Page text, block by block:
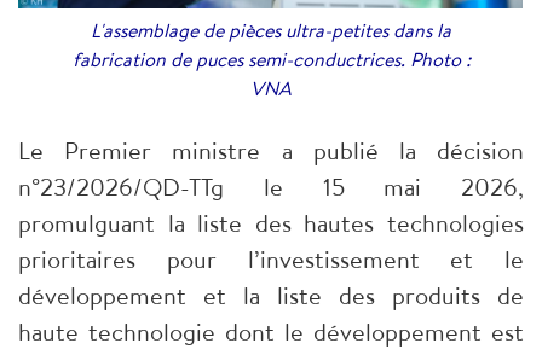
L'assemblage de pièces ultra-petites dans la
fabrication de puces semi-conductrices. Photo :
VNA
Le Premier ministre a publié la décision
n°23/2026/QD-TTg le 15 mai 2026,
promulguant la liste des hautes technologies
prioritaires pour l’investissement et le
développement et la liste des produits de
haute technologie dont le développement est